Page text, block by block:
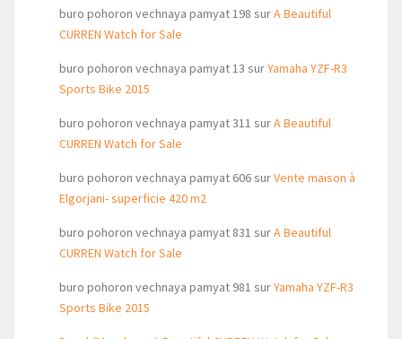
buro pohoron vechnaya pamyat 198 surA Beautiful
CURREN Watch for Sale
buro pohoron vechnaya pamyat 13 surYamaha YZF-R3
Sports Bike 2015
buro pohoron vechnaya pamyat 311 surA Beautiful
CURREN Watch for Sale
buro pohoron vechnaya pamyat 606surVente maison à
Elgorjani- superficie 420 m2
buro pohoron vechnaya pamyat 831 surA Beautiful
CURREN Watch for Sale
buro pohoron vechnaya pamyat 981 surYamaha YZF-R3
Sports Bike 2015